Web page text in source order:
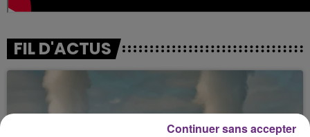
FIL D'ACTUS
Continuer sans accepter